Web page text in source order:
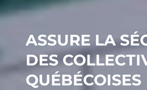
ASSURE LA
DES
QUÉBÉCOISES